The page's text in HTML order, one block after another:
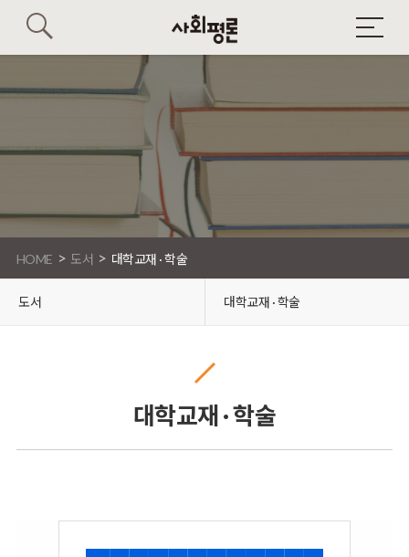
HOME > 도서 > 대학교재 · 학술
도서 대학교재 · 학술
대학교재 · 학술